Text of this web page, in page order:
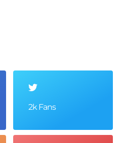
2k Fans